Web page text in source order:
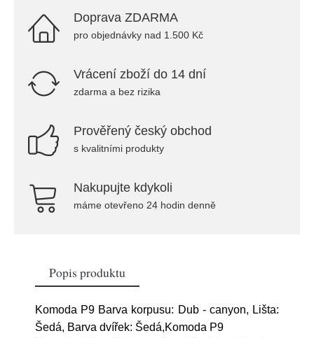
Doprava ZDARMA
pro objednávky nad 1.500 Kč
Vrácení zboží do 14 dní
zdarma a bez rizika
Prověřený český obchod
s kvalitními produkty
Nakupujte kdykoli
máme otevřeno 24 hodin denně
Popis produktu
Komoda P9 Barva korpusu: Dub - canyon, Lišta:
Šedá, Barva dvířek: Šedá,Komoda P9